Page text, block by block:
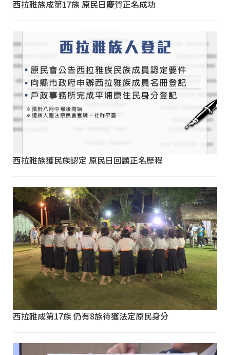
西拉雅族成第17族 原民日慶賀正名成功
西拉雅族獲民族認定 原民日回顧正名歷程
西拉雅成第17族 仍有8族待獲法定原民身分